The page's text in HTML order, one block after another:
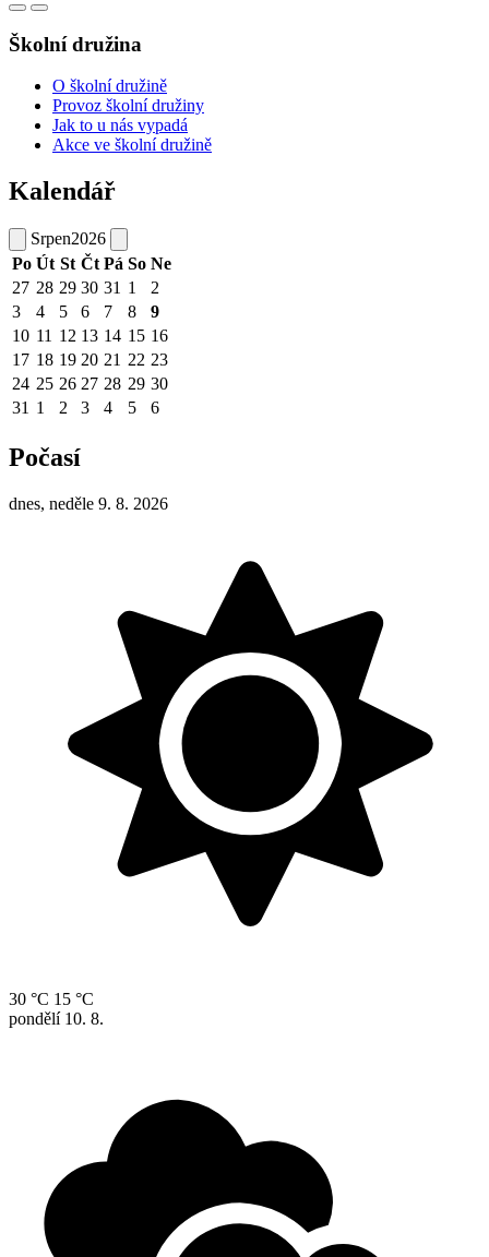
Školní družina
O školní družině
Provoz školní družiny
Jak to u nás vypadá
Akce ve školní družině
Kalendář
Srpen2026
Po Út St Čt Pá So Ne
27 28 29 30 31 1
2
3
4 5 6 7 8
9
10 11 12 13 14 15 16
17 18 19 20 21 22 23
24 25 26 27 28 29 30
31 1 2 3 4 5 6
Počasí
dnes, neděle 9. 8. 2026
30 °C 15 °C
pondělí 10. 8.